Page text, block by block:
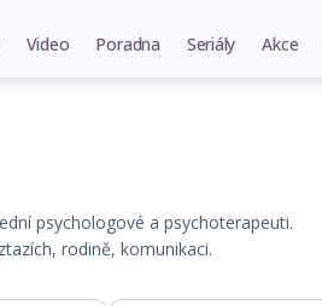
Video Poradna Seriály Akce
psychologové a psychoterapeuti.
rodině, komunikaci.